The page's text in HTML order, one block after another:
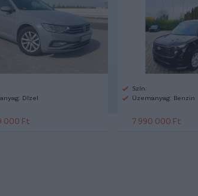
Dízel
000 Ft
Szín:
Üzemanyag: Benzin
7 990 000 Ft